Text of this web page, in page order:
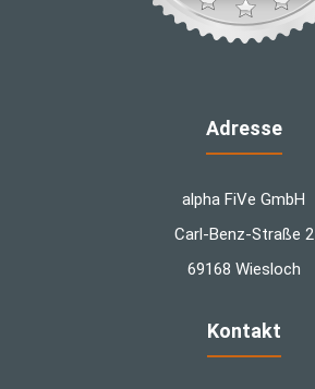
Adresse
alpha FiVe GmbH
Carl-Benz-Straße 2
69168 Wiesloch
Kontakt